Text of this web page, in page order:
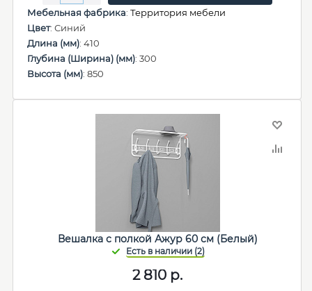
Мебельная фабрика: Территория мебели
Цвет: Синий
Длина (мм): 410
Глубина (Ширина) (мм): 300
Высота (мм): 850
Вешалка с полкой Ажур 60 см (Белый)
2 810 р.